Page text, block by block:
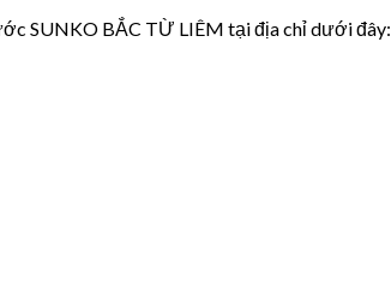
SUNKO BẮC TỪ LIÊM tại địa chỉ dưới đây: